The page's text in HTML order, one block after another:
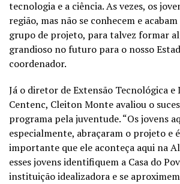
tecnologia e a ciência. As vezes, os
região, mas não se conhecem e
grupo de projeto, para talvez formar
grandioso no futuro para o nosso
coordenador.
Já o diretor de Extensão Tecnológica e
Centenc, Cleiton Monte avaliou o
programa pela juventude. “Os jovens
especialmente, abraçaram o projeto e
importante que ele aconteça aqui na
esses jovens identifiquem a Casa do
instituição idealizadora e se